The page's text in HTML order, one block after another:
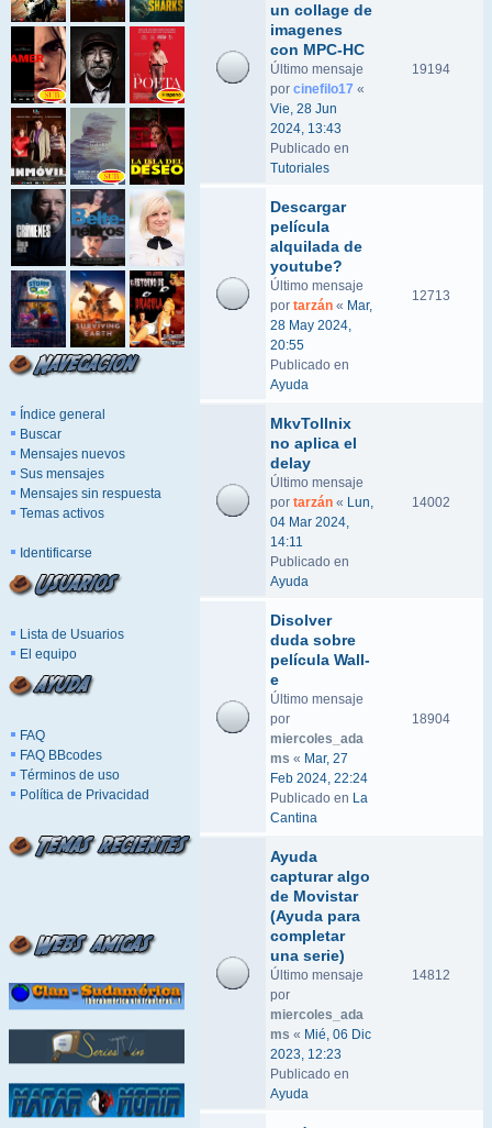
Índice general
Buscar
Mensajes nuevos
Sus mensajes
Mensajes sin respuesta
Temas activos
Identificarse
Lista de Usuarios
El equipo
FAQ
FAQ BBcodes
Términos de uso
Política de Privacidad
un collage de
imagenes
con MPC-HC
Último mensaje
por cinefilo17 «
Vie, 28 Jun
2024, 13:43
Publicado en
Tutoriales
19194
Descargar
película
alquilada de
youtube?
Último mensaje
por tarzán « Mar,
28 May 2024,
20:55
Publicado en
Ayuda
12713
MkvTollnix
no aplica el
delay
Último mensaje
por tarzán « Lun,
04 Mar 2024,
14:11
Publicado en
Ayuda
14002
Disolver
duda sobre
película Wall-
e
Último mensaje
por
miercoles_ada
ms « Mar, 27
Feb 2024, 22:24
Publicado en La
Cantina
18904
Ayuda
capturar algo
de Movistar
(Ayuda para
completar
una serie)
Último mensaje
por
miercoles_ada
ms « Mié, 06 Dic
2023, 12:23
Publicado en
Ayuda
14812